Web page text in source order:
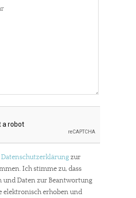
Datenschutzerklärungzur
Ich stimme zu, dass
und Daten zur Beantwortung
elektronisch erhoben und